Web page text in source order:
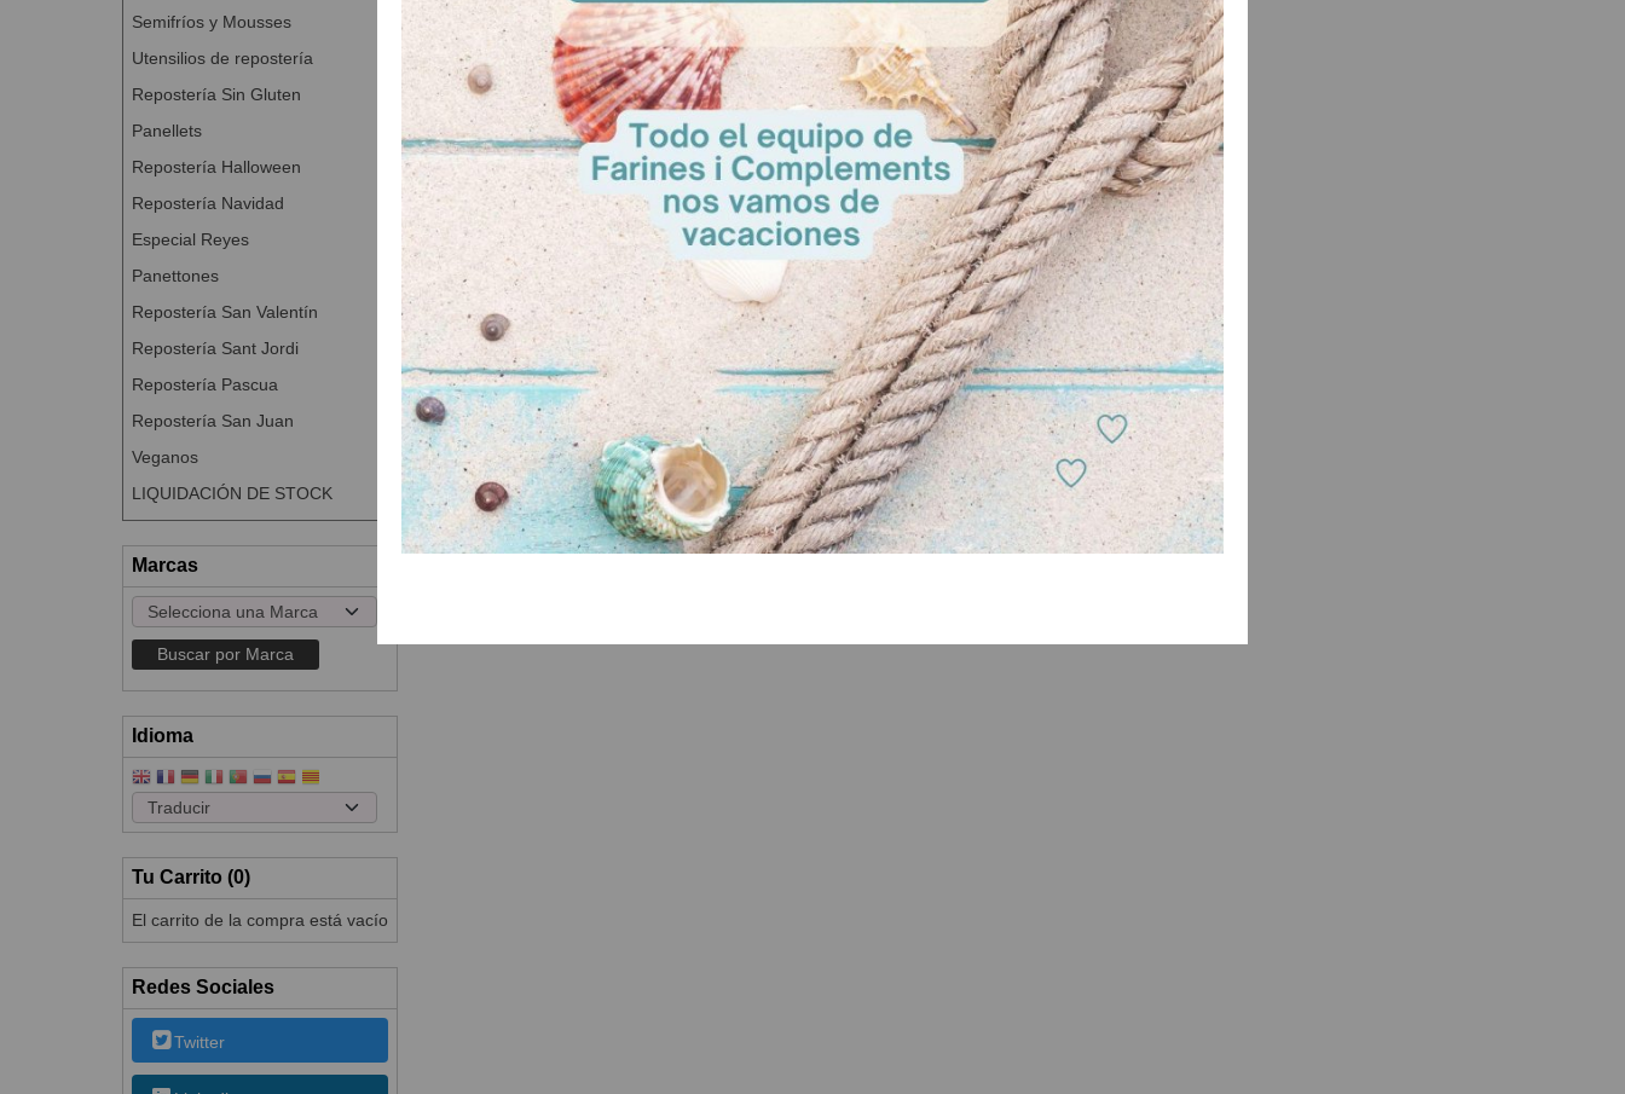
Semifríos y Mousses
Utensilios de repostería
Repostería Sin Gluten
Panellets
Repostería Halloween
Repostería Navidad
Especial Reyes
Panettones
Repostería San Valentín
Repostería Sant Jordi
Repostería Pascua
Repostería San Juan
Veganos
LIQUIDACIÓN DE STOCK
Marcas
Idioma
Tu Carrito (0)
El carrito de la compra está vacío
Redes Sociales
Twitter